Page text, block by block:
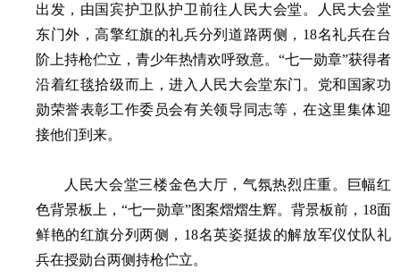
出发，由国宾护卫队护卫前往人民大会堂。人民大会堂
东门外，高擎红旗的礼兵分列道路两侧，18名礼兵在台
阶上持枪伫立，青少年热情欢呼致意。“七一勋章”获得者
沿着红毯拾级而上，进入人民大会堂东门。党和国家功
勋荣誉表彰工作委员会有关领导同志等，在这里集体迎
接他们到来。
人民大会堂三楼金色大厅，气氛热烈庄重。巨幅红
色背景板上，“七一勋章”图案熠熠生辉。背景板前，18面
鲜艳的红旗分列两侧，18名英姿挺拔的解放军仪仗队礼
兵在授勋台两侧持枪伫立。